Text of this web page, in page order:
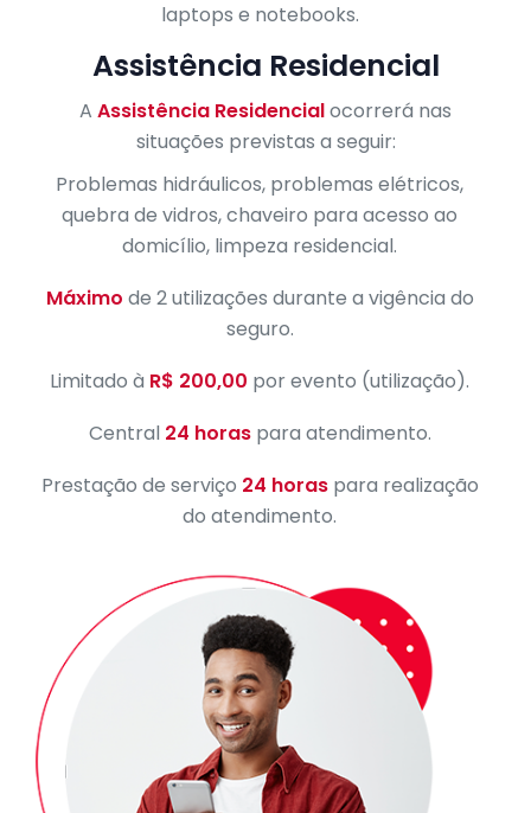
laptops e notebooks.
Assistência Residencial
A Assistência Residencialocorrerá nas
situações previstas a seguir:
Problemas hidráulicos, problemas elétricos,
quebra de vidros, chaveiro para acesso ao
domicílio, limpeza residencial.
Máximo de 2 utilizações durante a vigência do
seguro.
Limitado à R$ 200,00 por evento (utilização).
Central 24 horaspara atendimento.
Prestação de serviço 24 horaspara realização
do atendimento.